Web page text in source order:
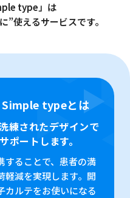
type」は
”使えるサービスです。
typeとは
練されたデザインで
ポートします。
することで、患者の満
軽減を実現します。開
カルテをお使いになる